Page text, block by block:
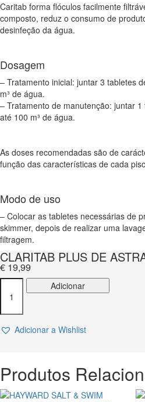
Caritab forma flóculos facilmente
composto, reduz o consumo de
desinfeção da água.
Dosagem
– Tratamento inicial: juntar 3 tabletes
m³ de água.
– Tratamento de manutenção: juntar
até 100 m³ de água.
As doses recomendadas são de
função das características de cada
Modo de uso
– Colocar as tabletes necessárias de
skimmer, depois de realizar uma
filtragem.
CLARITAB PLUS DE
€ 19,99
Quantidade
PLUS
DE
Adicionar
Adicionar a Wishlist
Produtos